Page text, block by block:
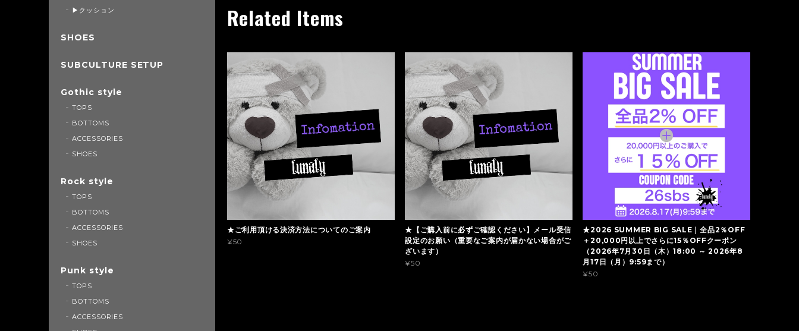
Related Items
★ご利用頂ける決済方法についてのご案内
¥50
★【ご購入前に必ずご確認ください】メール受信
設定のお願い（重要なご案内が届かない場合がご
ざいます）
¥50
★2026 SUMMER BIG SALE｜全品2％OFF
＋20,000円以上でさらに15％OFFクーポン
（2026年7月30日（木）18:00 ～ 2026年8
月17日（月）9:59まで）
¥50
▶クッション
SHOES
SUBCULTURE SETUP
Gothic style
TOPS
BOTTOMS
ACCESSORIES
SHOES
Rock style
TOPS
BOTTOMS
ACCESSORIES
SHOES
Punk style
TOPS
BOTTOMS
ACCESSORIES